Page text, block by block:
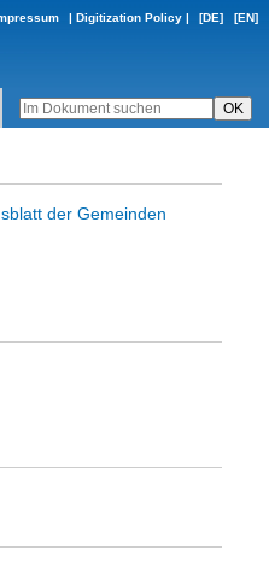
| Digitization Policy | [DE] [EN]
der Gemeinden